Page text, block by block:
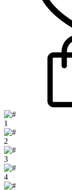
1
2
3
4